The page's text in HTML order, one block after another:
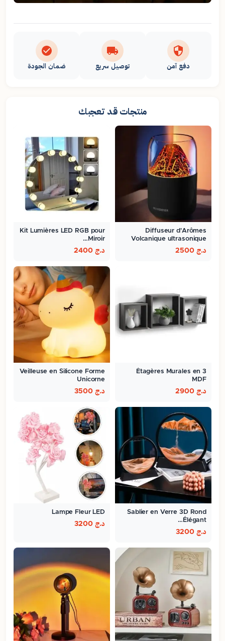
دفع آمن توصيل سريع ضمان الجودة
منتجات قد تعجبك
Diffuseur d'Arômes
Volcanique ultrasonique
300ml
د.ج
Kit Lumières LED RGB pour
Miroir…
د.ج
3 Étagères Murales en
MDF
د.ج
Veilleuse en Silicone Forme
Unicorne
د.ج
Sablier en Verre 3D Rond
Élégant…
د.ج
Lampe Fleur LED
د.ج